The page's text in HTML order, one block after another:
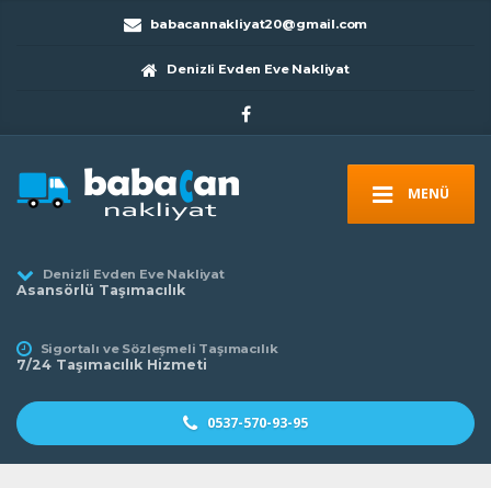
babacannakliyat20@gmail.com
Denizli Evden Eve Nakliyat
MENÜ
Denizli Evden Eve Nakliyat
Asansörlü Taşımacılık
Sigortalı ve Sözleşmeli Taşımacılık
7/24 Taşımacılık Hizmeti
0537-570-93-95